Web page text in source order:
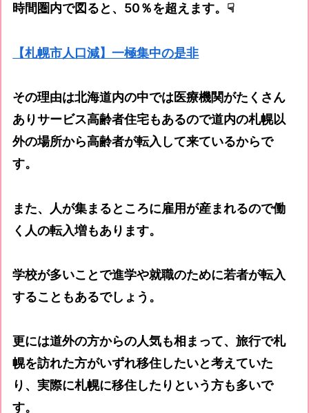
時間圏内で図ると、50％を超えます。☟
【札幌市人口減】一極集中の是非
その理由は北海道内の中では医療機関がたくさん
ありサービス高齢者住宅もあるので道内の札幌以
外の場所から高齢者が転入して来ているからで
す。
また、人が集まるところに雇用が産まれるので働
く人の転入増もあります。
学校が多いことで進学や就職のために若者が転入
することもあるでしょう。
更には道外の方からの人気も相まって、旅行で札
幌を訪れた方がいずれ移住したいと考えていた
り、実際に札幌に移住したりという方も多いで
す。